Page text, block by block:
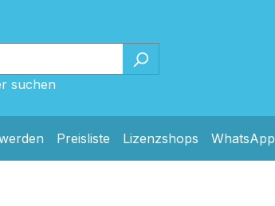
suchen
Preisliste Lizenzshops WhatsApp